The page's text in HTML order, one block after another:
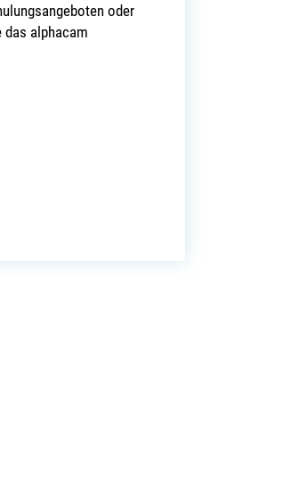
oder
alphacam